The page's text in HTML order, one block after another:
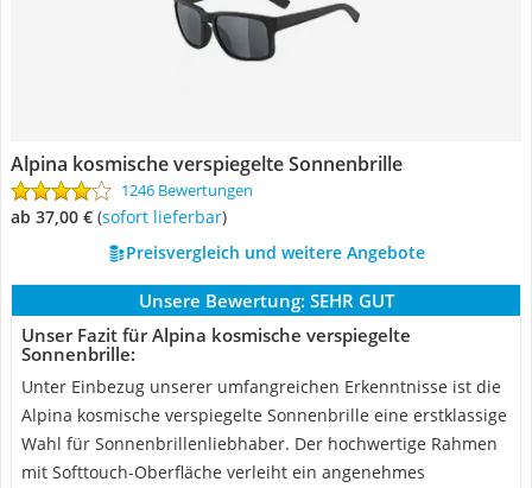
Alpina kosmische verspiegelte Sonnenbrille
1246 Bewertungen
ab 37,00 € ( Sofort lieferbar)
Preisvergleich und weitere Angebote
Unsere Bewertung: SEHR GUT
Unser Fazit für Alpina kosmische verspiegelte
Sonnenbrille:
Unter Einbezug unserer umfangreichen Erkenntnisse ist die
Alpina kosmische verspiegelte Sonnenbrille eine erstklassige
Wahl für Sonnenbrillenliebhaber. Der hochwertige Rahmen
mit Softtouch-Oberfläche verleiht ein angenehmes